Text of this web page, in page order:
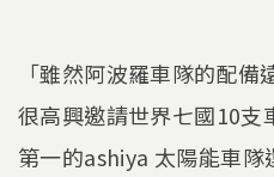
「雖然阿波羅車隊的配
很高興邀請世界七國10支
第一的ashiya 太陽能車